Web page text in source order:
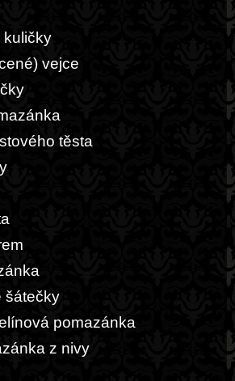
kuličky
vejce
těsta
šátečky
pomazánka
z nivy